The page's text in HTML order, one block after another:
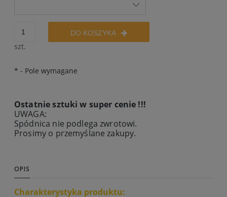
szt.
DO KOSZYKA
* - Pole wymagane
Ostatnie sztuki w super cenie !!!
UWAGA:
Spódnica nie podlega zwrotowi.
Prosimy o przemyślane zakupy.
OPIS
Charakterystyka produktu: